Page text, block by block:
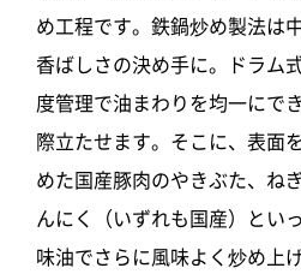
め工程です。鉄鍋炒め製法は
香ばしさの決め手に。ドラム
度管理で油まわりを均一にで
際立たせます。そこに、表面
めた国産豚肉のやきぶた、ね
んにく（いずれも国産）とい
味油でさらに風味よく炒め上